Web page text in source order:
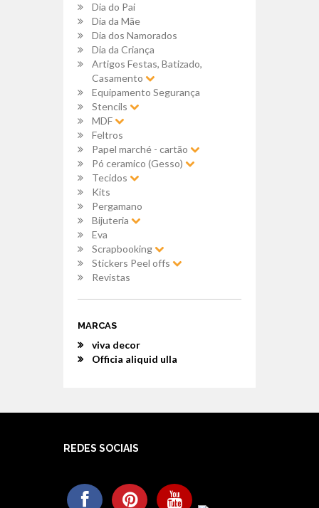
Dia do Pai
Dia da Mãe
Dia dos Namorados
Dia da Criança
Artigos Festas, Batizado,
Casamento
Equipamento Segurança
Stencils
MDF
Feltros
Papel marché - cartão
Pó ceramico (Gesso)
Tecidos
Kits
Pergamano
Bijuteria
Eva
Scrapbooking
Stickers Peel offs
Revistas
MARCAS
viva decor
Officia aliquid ulla
REDES SOCIAIS